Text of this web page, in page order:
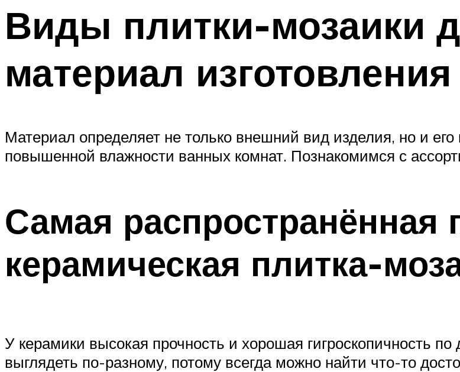
Виды плитки-мозаики
материал изготовления
Материал определяет не только внешний вид изделия, но и
повышенной влажности ванных комнат. Познакомимся с
Самая распространённая
керамическая плитка-
У керамики высокая прочность и хорошая гигроскопичность
выглядеть по-разному, потому всегда можно найти что-то